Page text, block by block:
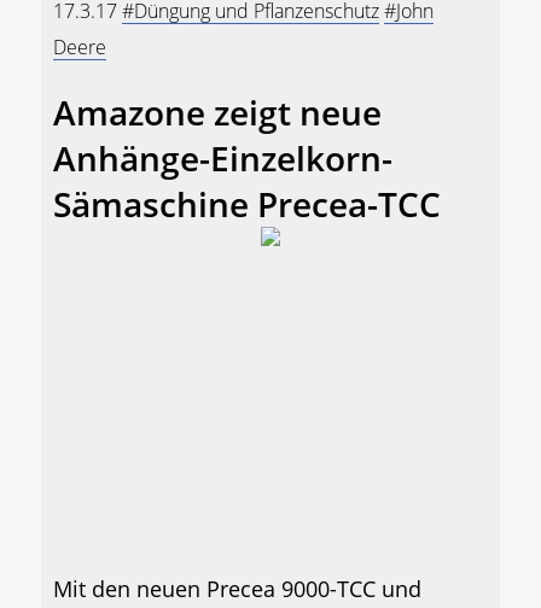
17.3.17#Düngung und Pflanzenschutz#John
Deere
Amazone zeigt neue
Anhänge-Einzelkorn-
Sämaschine Precea-TCC
Mit den neuen Precea 9000-TCC und